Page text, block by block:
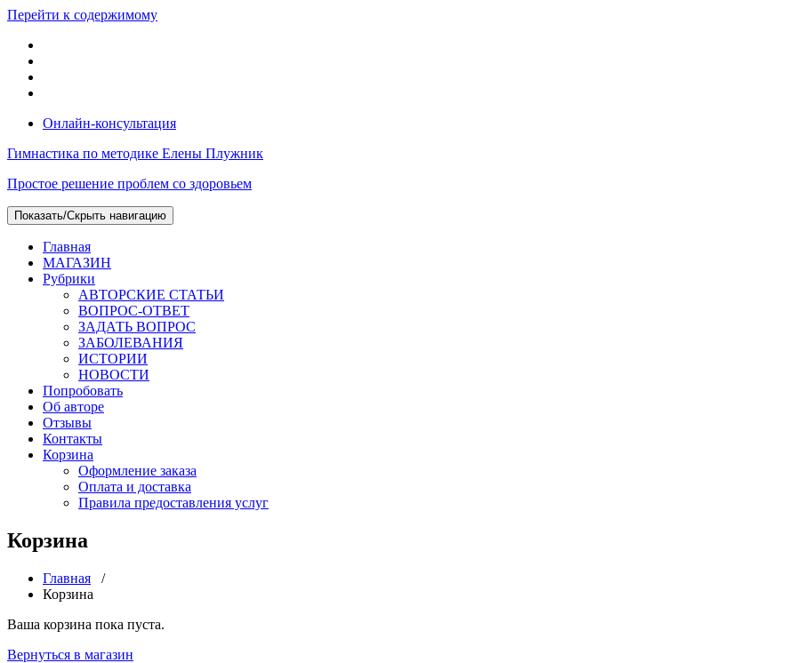
Перейти к содержимому
Онлайн-консультация
Гимнастика по методике Елены Плужник
Простое решение проблем со здоровьем
Показать/Скрыть навигацию
Главная
МАГАЗИН
Рубрики
АВТОРСКИЕ СТАТЬИ
ВОПРОС-ОТВЕТ
ЗАДАТЬ ВОПРОС
ЗАБОЛЕВАНИЯ
ИСТОРИИ
НОВОСТИ
Попробовать
Об авторе
Отзывы
Контакты
Корзина
Оформление заказа
Оплата и доставка
Правила предоставления услуг
Корзина
Главная /
Корзина
Ваша корзина пока пуста.
Вернуться в магазин